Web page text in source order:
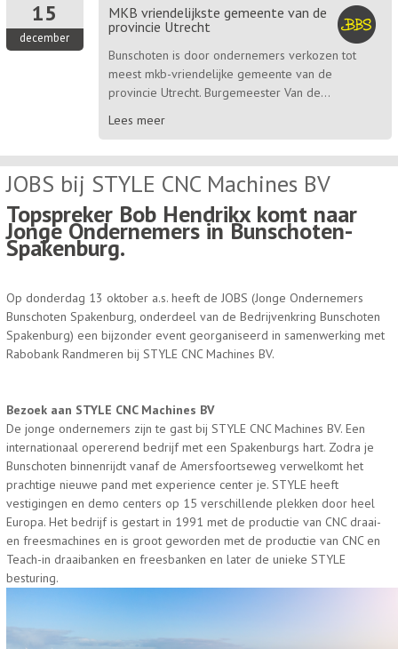
MKB vriendelijkste gemeente van de
provincie Utrecht
Bunschoten is door ondernemers verkozen tot
meest mkb-vriendelijke gemeente van de
provincie Utrecht. Burgemeester Van de...
Lees meer
15
december
JOBS bij STYLE CNC Machines BV
Topspreker Bob Hendrikx komt naar
Jonge Ondernemers in Bunschoten-
Spakenburg.
Op donderdag 13 oktober a.s. heeft de JOBS (Jonge Ondernemers
Bunschoten Spakenburg, onderdeel van de Bedrijvenkring Bunschoten
Spakenburg) een bijzonder event georganiseerd in samenwerking met
Rabobank Randmeren bij STYLE CNC Machines BV.
Bezoek aan STYLE CNC Machines BV
De jonge ondernemers zijn te gast bij STYLE CNC Machines BV. Een
internationaal opererend bedrijf met een Spakenburgs hart. Zodra je
Bunschoten binnenrijdt vanaf de Amersfoortseweg verwelkomt het
prachtige nieuwe pand met experience center je. STYLE heeft
vestigingen en demo centers op 15 verschillende plekken door heel
Europa. Het bedrijf is gestart in 1991 met de productie van CNC draai-
en freesmachines en is groot geworden met de productie van CNC en
Teach-in draaibanken en freesbanken en later de unieke STYLE
besturing.